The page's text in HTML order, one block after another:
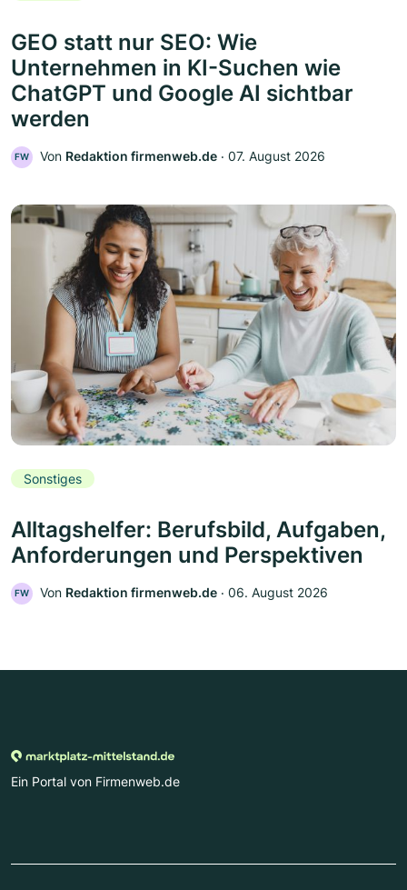
GEO statt nur SEO: Wie
Unternehmen in KI-Suchen wie
ChatGPT und Google AI sichtbar
werden
FW Von Redaktion firmenweb.de ‧ 07. August 2026
Sonstiges
Alltagshelfer: Berufsbild, Aufgaben,
Anforderungen und Perspektiven
FW Von Redaktion firmenweb.de ‧ 06. August 2026
Ein Portal von Firmenweb.de